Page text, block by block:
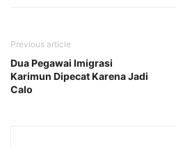
Previous article
Dua Pegawai Imigrasi
Karimun Dipecat Karena Jadi
Calo